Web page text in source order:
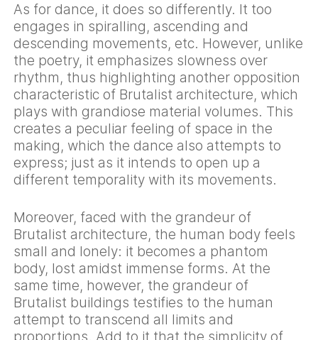
As for dance, it does so differently. It too
engages in spiralling, ascending and
descending movements, etc. However, unlike
the poetry, it emphasizes slowness over
rhythm, thus highlighting another opposition
characteristic of Brutalist architecture, which
plays with grandiose material volumes. This
creates a peculiar feeling of space in the
making, which the dance also attempts to
express; just as it intends to open up a
different temporality with its movements.
Moreover, faced with the grandeur of
Brutalist architecture, the human body feels
small and lonely: it becomes a phantom
body, lost amidst immense forms. At the
same time, however, the grandeur of
Brutalist buildings testifies to the human
attempt to transcend all limits and
proportions. Add to it that the simplicity of